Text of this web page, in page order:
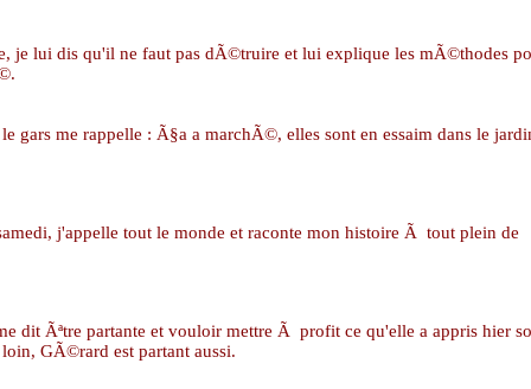
je lui dis qu'il ne faut pas dÃ©truire et lui explique les mÃ©thodes
gars me rappelle : Ã§a a marchÃ©, elles sont en essaim dans le
j'appelle tout le monde et raconte mon histoire Ã tout plein de
dit Ãªtre partante et vouloir mettre Ã profit ce qu'elle a appris hier
GÃ©rard est partant aussi.